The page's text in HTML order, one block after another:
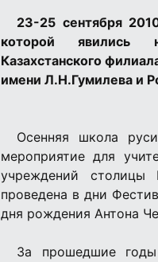
23-25 сентября
которой явились
Казахстанского
имени Л.Н.Гумилева и
Осенняя школа
мероприятие для
учреждений столицы
проведена в дни
дня рождения Антона
За прошедшие годы